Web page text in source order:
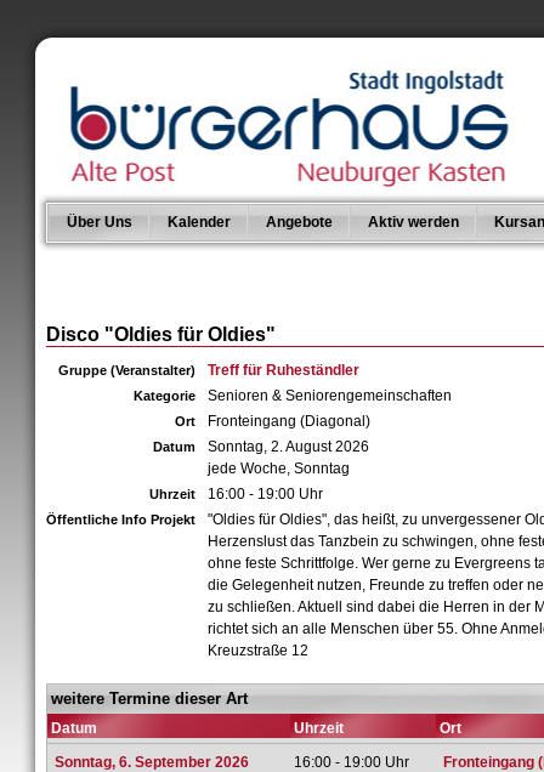
Über Uns Kalender Angebote Aktiv werden
Disco "Oldies für Oldies"
Gruppe (Veranstalter) Treff für Ruheständler
Kategorie Senioren & Seniorengemeinschaften
Ort Fronteingang (Diagonal)
Datum
Sonntag, 2. August 2026
jede Woche, Sonntag
Uhrzeit 16:00 - 19:00 Uhr
Öffentliche Info Projekt
"Oldies für Oldies", das heißt, zu unvergessener
Herzenslust das Tanzbein zu schwingen, ohne
ohne feste Schrittfolge. Wer gerne zu Evergreens
die Gelegenheit nutzen, Freunde zu treffen oder
zu schließen. Aktuell sind dabei die Herren in der
richtet sich an alle Menschen über 55. Ohne
Kreuzstraße 12
weitere Termine dieser Art
Datum Uhrzeit
Ort
Sonntag, 6. September 2026
16:00 - 19:00 Uhr Fronteingang